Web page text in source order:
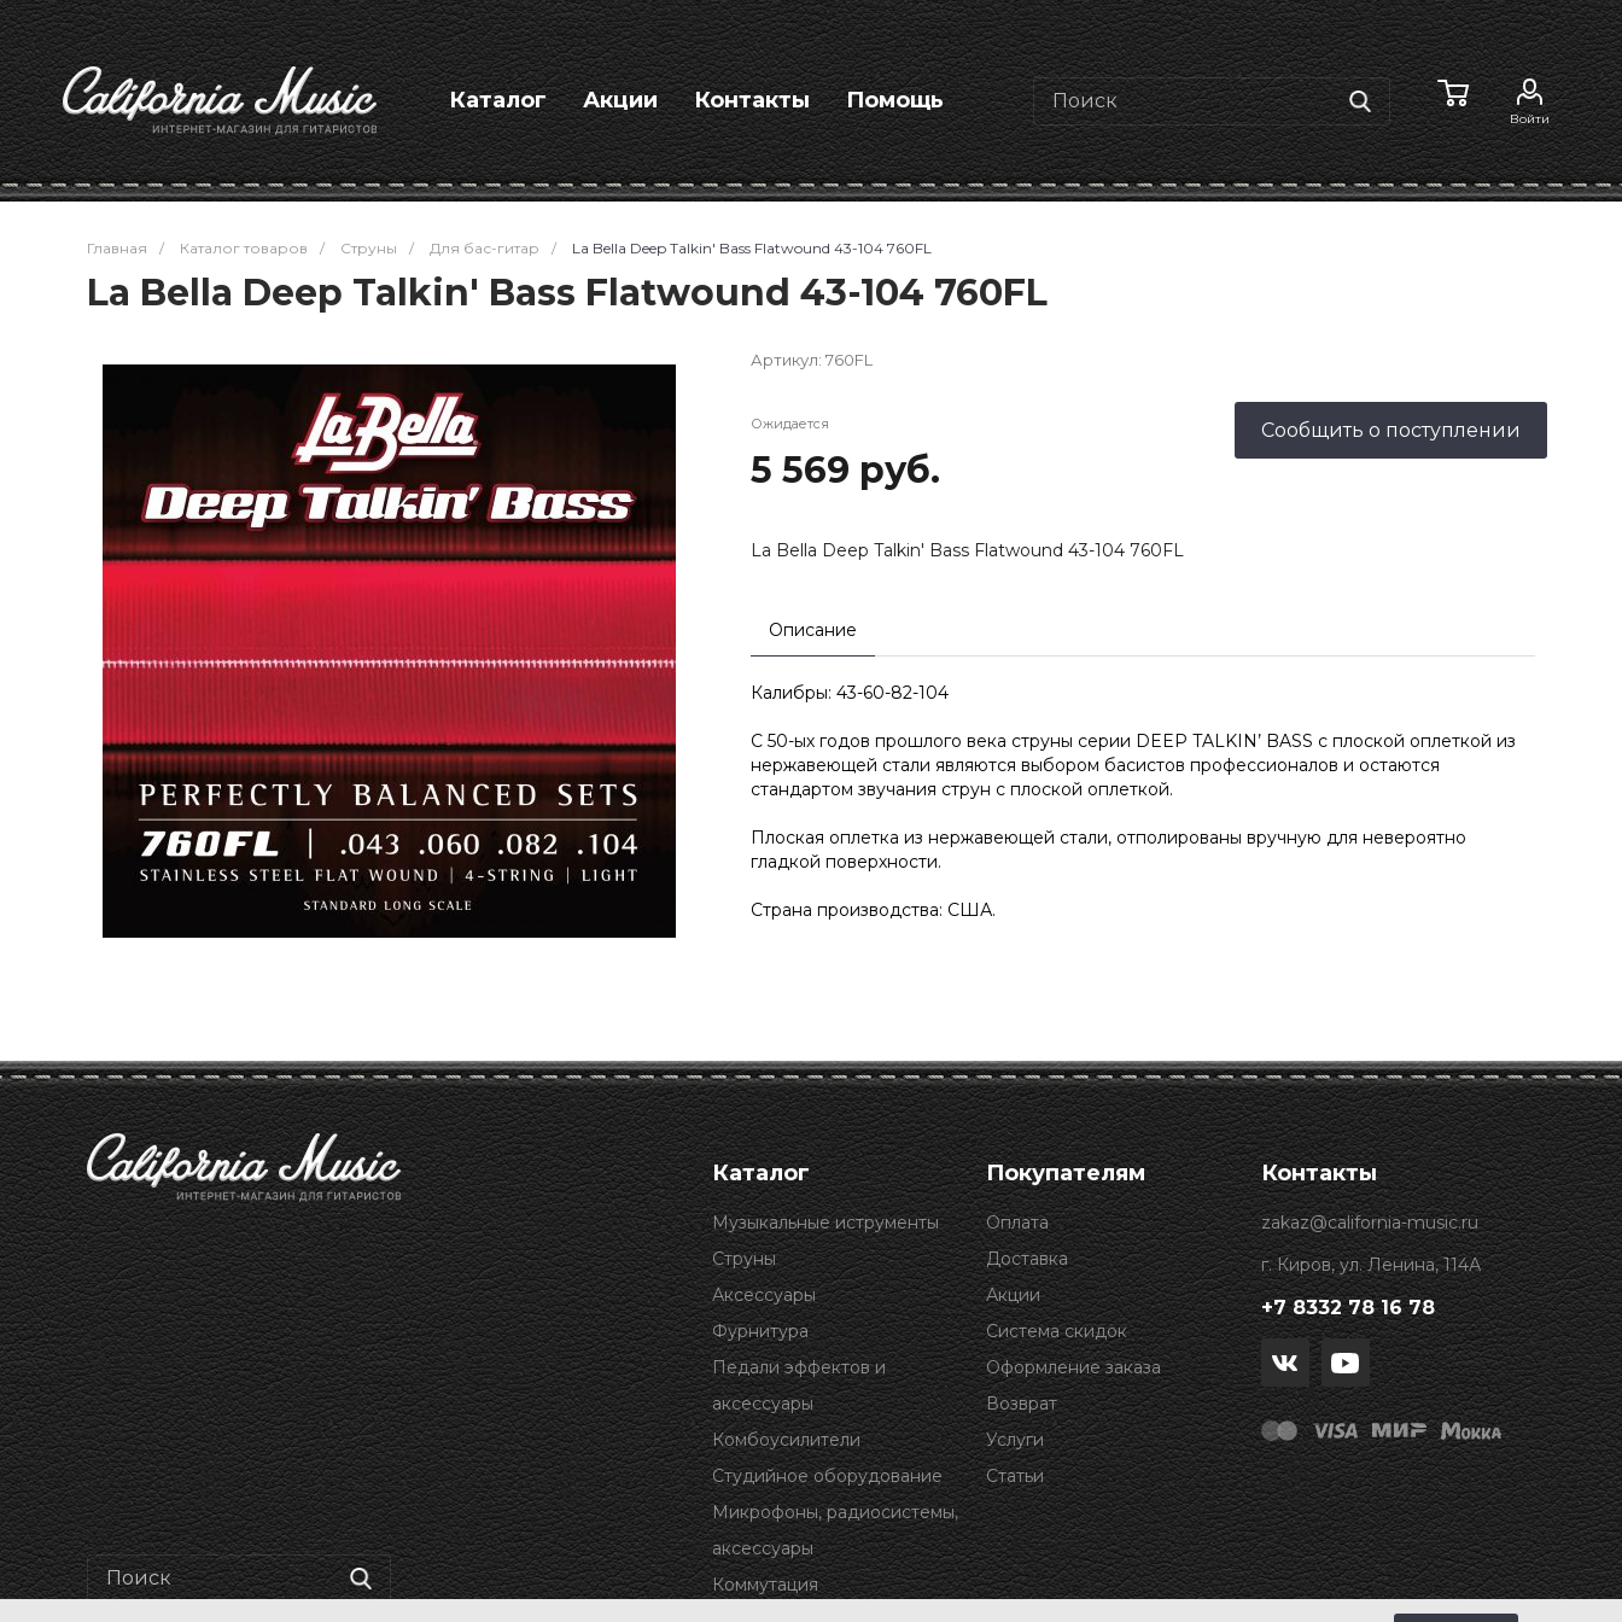
Каталог Акции Контакты Помощь
Войти
Главная / Каталог товаров / Струны / Для бас-гитар / La Bella Deep Talkin' Bass Flatwound 43-104 760FL
La Bella Deep Talkin' Bass Flatwound 43-104 760FL
Артикул: 760FL
Ожидается
5 569 руб.
Сообщить о поступлении
La Bella Deep Talkin' Bass Flatwound 43-104 760FL
Описание
Калибры: 43-60-82-104
С 50-ых годов прошлого века струны серии DEEP TALKIN’ BASS с плоской оплеткой из
нержавеющей стали являются выбором басистов профессионалов и остаются
стандартом звучания струн с плоской оплеткой.
Плоская оплетка из нержавеющей стали, отполированы вручную для невероятно
гладкой поверхности.
Страна производства: США.
Каталог
Музыкальные иструменты
Струны
Аксессуары
Фурнитура
Педали эффектов и
аксессуары
Комбоусилители
Студийное оборудование
Микрофоны, радиосистемы,
аксессуары
Коммутация
Покупателям
Оплата
Доставка
Акции
Система скидок
Оформление заказа
Возврат
Услуги
Статьи
Контакты
zakaz@california-music.ru
г. Киров, ул. Ленина, 114А
+7 8332 78 16 78